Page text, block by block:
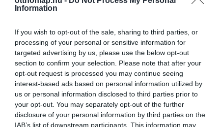
Information
If you wish to opt-out of the sale, sharing to third parties, or
processing of your personal or sensitive information for
targeted advertising by us, please use the below opt-out
section to confirm your selection. Please note that after your
opt-out request is processed you may continue seeing
interest-based ads based on personal information utilized by
us or personal information disclosed to third parties prior to
your opt-out. You may separately opt-out of the further
disclosure of your personal information by third parties on the
IAB’s list of downstream participants. This information may